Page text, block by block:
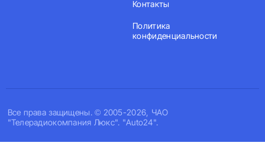
Все права защищены. © 2005-2026, ЧАО
"Телерадиокомпания Люкс". "Auto24".
Контакты
Политика
конфиденциальности